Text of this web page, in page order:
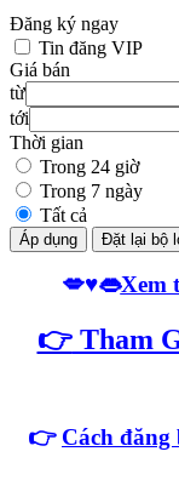
Đăng ký ngay
Tin đăng VIP
Giá bán
từ
tới
Thời gian
Trong 24 giờ
Trong 7 ngày
Tất cả
Áp dụng Đặt lại bộ
💋♥️👄Xem
👉Tham
👉 Cách đăng